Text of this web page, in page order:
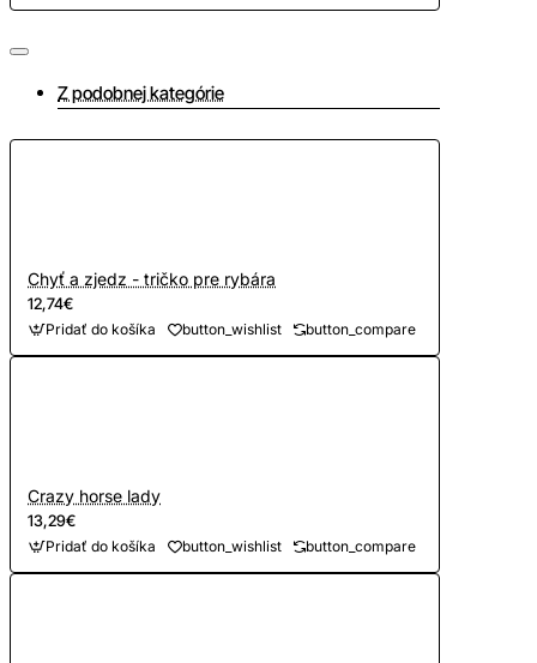
Z podobnej kategórie
Chyť a zjedz - tričko pre rybára
12,74€
Pridať do košíka button_wishlist button_compare
Crazy horse lady
13,29€
Pridať do košíka button_wishlist button_compare